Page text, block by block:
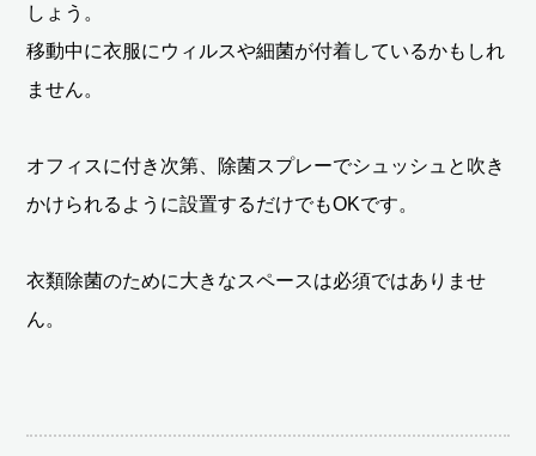
しょう。
移動中に衣服にウィルスや細菌が付着しているかもしれ
ません。
オフィスに付き次第、除菌スプレーでシュッシュと吹き
かけられるように設置するだけでもOKです。
衣類除菌のために大きなスペースは必須ではありませ
ん。